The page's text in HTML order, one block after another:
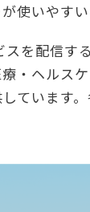
いやすい
を配信す
・ヘルス
ています